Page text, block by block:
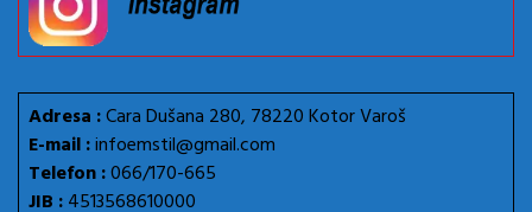
Adresa :Cara Dušana 280, 78220 Kotor Varoš
E-mail :infoemstil@gmail.com
Telefon :066/170-665
JIB :4513568610000